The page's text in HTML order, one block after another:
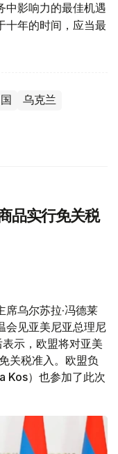
中影响力的最佳机遇
十年的时间，应当最
乌克兰
品实行免关税
席乌尔苏拉·冯德莱
见亚美尼亚总理尼
示，欧盟将对亚美
关税准入。欧盟负
Kos）也参加了此次